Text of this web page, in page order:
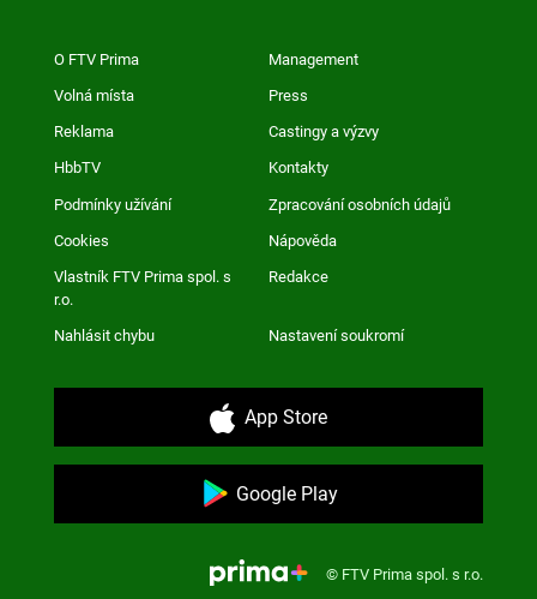
O FTV Prima Management
Volná místa Press
Reklama Castingy a výzvy
HbbTV Kontakty
Podmínky užívání Zpracování osobních údajů
Cookies Nápověda
Vlastník FTV Prima spol. s
r.o.
Redakce
Nahlásit chybu Nastavení soukromí
App Store
Google Play
© FTV Prima spol. s r.o.